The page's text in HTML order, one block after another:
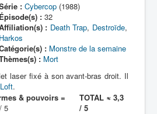
: Cybercop(1988)
Épisode(s) :32
: Death Trap, Destroïde,
Harkos
: Monstre de la semaine
: Mort
laser fixé à son avant-bras droit. Il
Loft.
& pouvoirs =
5
TOTAL ≈ 3,3
/ 5